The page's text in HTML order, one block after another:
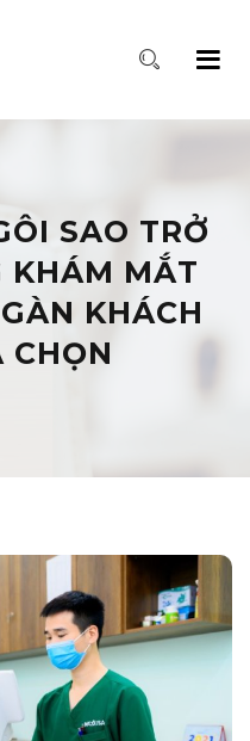
SAO TRỞ
KHÁM MẮT
KHÁCH
CHỌN